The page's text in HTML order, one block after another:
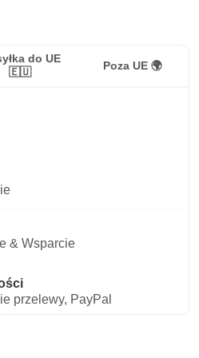
do UE
🇪🇺
Poza UE 🌍
& Wsparcie
przelewy, PayPal